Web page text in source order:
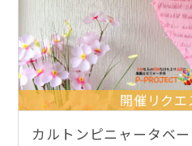
開催リク
カルトンピニャータベ